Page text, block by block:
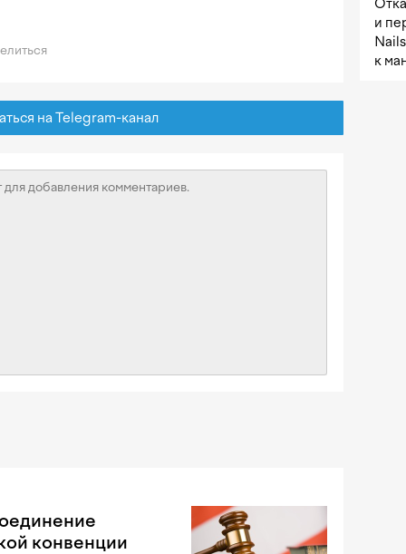
на Telegram-канал
конвенции
и
к